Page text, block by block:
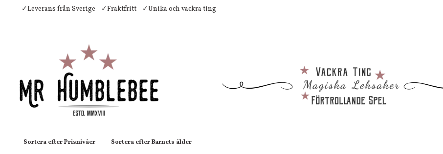
✓Leverans från Sverige ✓Fraktfritt ✓Unika och vackra ting
Sortera efter Prisnivåer Sortera efter Barnets ålder